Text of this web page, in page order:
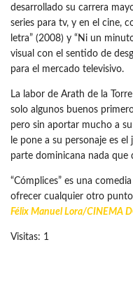
desarrollado su carrera
series para tv, y en el cine,
letra” (2008) y “Ni un
visual con el sentido de
para el mercado televisivo.
La labor de Arath de la
solo algunos buenos
pero sin aportar mucho a
le pone a su personaje es
parte dominicana nada que
“Cómplices” es una
ofrecer cualquier otro
Félix Manuel Lora/CINEMA
Visitas: 1